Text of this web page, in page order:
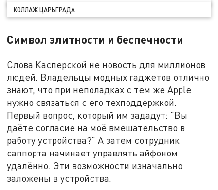
КОЛЛАЖ ЦАРЬГРАДА
Символ элитности и беспечности
Слова Касперской не новость для миллионов
людей. Владельцы модных гаджетов отлично
знают, что при неполадках с тем же Apple
нужно связаться с его техподдержкой.
Первый вопрос, который им зададут: "Вы
даёте согласие на моё вмешательство в
работу устройства?" А затем сотрудник
саппорта начинает управлять айфоном
удалённо. Эти возможности изначально
заложены в устройства.